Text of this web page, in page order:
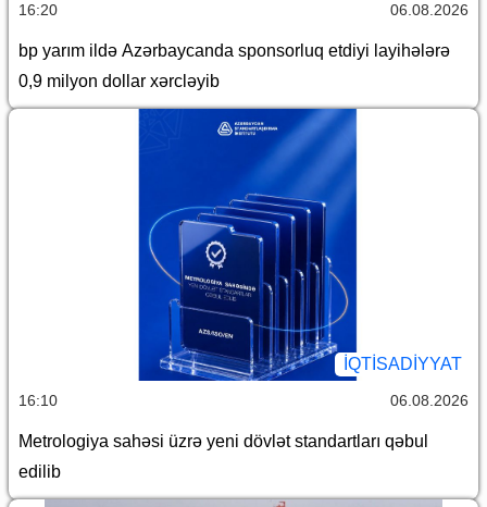
16:20 06.08.2026
bp yarım ildə Azərbaycanda sponsorluq etdiyi layihələrə
0,9 milyon dollar xərcləyib
İQTİSADİYYAT
16:10 06.08.2026
Metrologiya sahəsi üzrə yeni dövlət standartları qəbul
edilib